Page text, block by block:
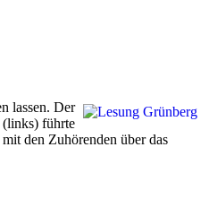
lassen. Der
(links) führte
den Zuhörenden über das